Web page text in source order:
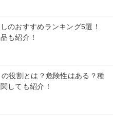
のおすすめランキング5選！
も紹介！
役割とは？危険性はある？種
しても紹介！